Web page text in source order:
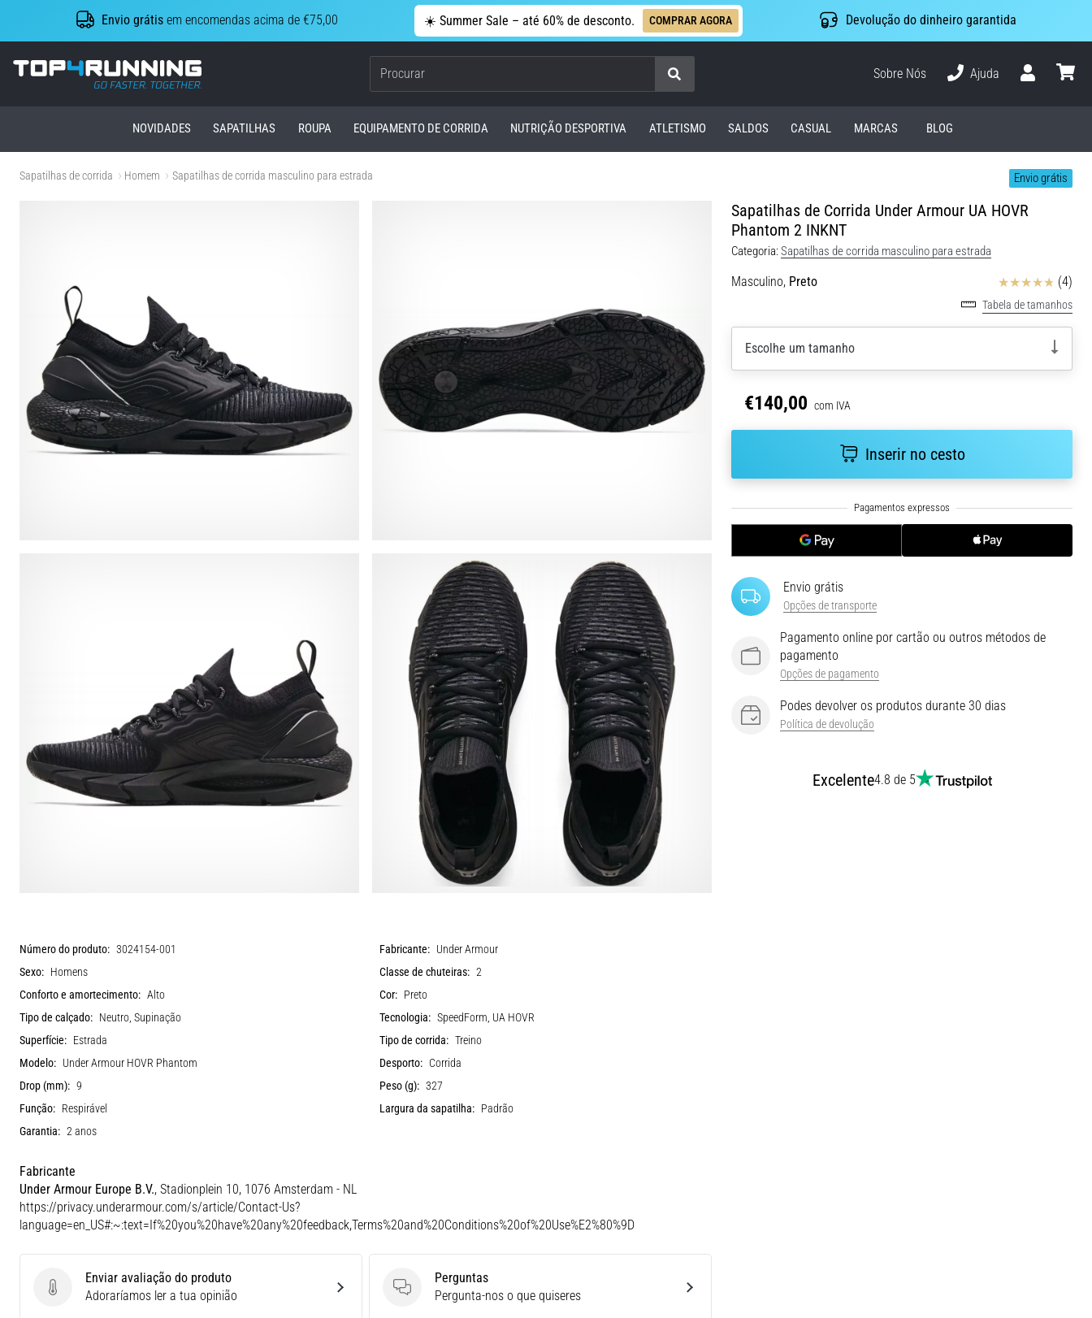
Envio grátis em encomendas acima de €75,00 ☀️ Summer Sale – até 60% de desconto. COMPRAR AGORA Devolução do dinheiro garantida
Top4Running.pt
Procurar
Sobre Nós
Ajuda
NOVIDADES SAPATILHAS ROUPA EQUIPAMENTO DE CORRIDA NUTRIÇÃO DESPORTIVA ATLETISMO SALDOS CASUAL MARCAS BLOG
Sapatilhas de corrida Homem Sapatilhas de corrida masculino para estrada Envio grátis
Sapatilhas de Corrida Under Armour UA HOVR
Phantom 2 INKNT
Categoria:Sapatilhas de corrida masculino para estrada
Masculino, Preto Avaliação (4)
Tabela de tamanhos
Escolhe um tamanho
€140,00 com IVA
Inserir no cesto
Envio grátis
Opções de transporte
Pagamento online por cartão ou outros métodos de
pagamento
Opções de pagamento
Podes devolver os produtos durante 30 dias
Política de devolução
Excelente4.8 de 5
Número do produto: 3024154-001 Fabricante: Under Armour
Sexo: Homens Classe de chuteiras: 2
Conforto e amortecimento: Alto Cor: Preto
Tipo de calçado: Neutro, Supinação Tecnologia: SpeedForm, UA HOVR
Superfície: Estrada Tipo de corrida: Treino
Modelo: Under Armour HOVR Phantom Desporto: Corrida
Drop (mm): 9 Peso (g): 327
Função: Respirável Largura da sapatilha: Padrão
Garantia: 2 anos
Fabricante
Under Armour Europe B.V., Stadionplein 10, 1076 Amsterdam - NL
https://privacy.underarmour.com/s/article/Contact-Us?
language=en_US#:~:text=If%20you%20have%20any%20feedback,Terms%20and%20Conditions%20of%20Use%E2%80%9D
Enviar avaliação do produto
Enviar avaliação do produto
Adoraríamos ler a tua opinião
Perguntas
Perguntas
Pergunta-nos o que quiseres